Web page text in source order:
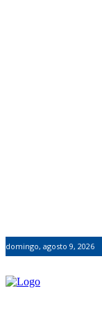
domingo, agosto 9, 2026